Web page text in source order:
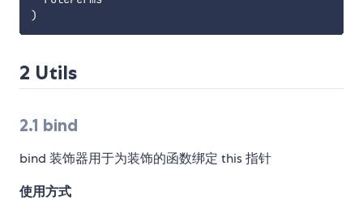
)
2 Utils
2.1 bind
bind 装饰器用于为装饰的函数绑定 this 指针
使用方式